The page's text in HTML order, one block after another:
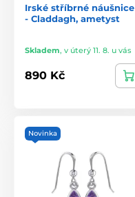
Irské stříbrné náušnice
- Claddagh, ametyst
Skladem, v úterý 11. 8. u vás
890 Kč
Novinka